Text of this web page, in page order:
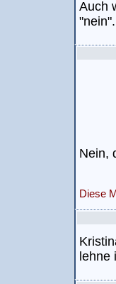
Auch
"nein".
Nein,
Diese
lehne